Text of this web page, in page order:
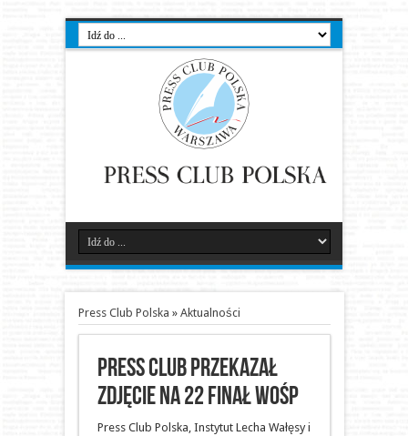
Press Club Polska » Aktualności
Press Club przekazał
zdjęcie na 22 finał WOŚP
Press Club Polska, Instytut Lecha Wałęsy i